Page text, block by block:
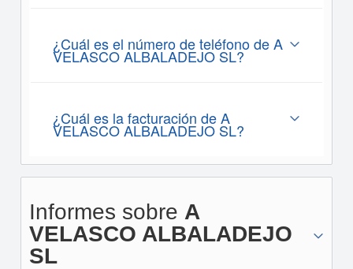
¿Cuál es el número de teléfono de A
VELASCO ALBALADEJO SL?
¿Cuál es la facturación de A
VELASCO ALBALADEJO SL?
Informes sobre A
VELASCO ALBALADEJO
SL